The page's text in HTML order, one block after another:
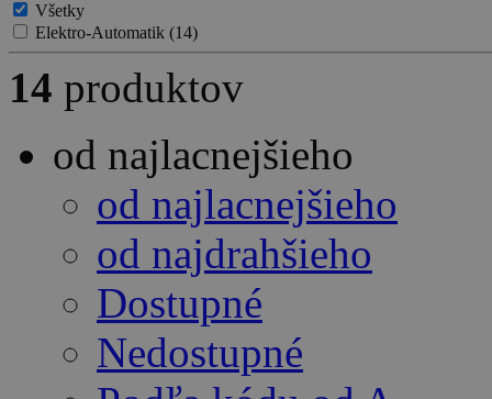
Všetky
Elektro-Automatik (14)
14 produktov
od najlacnejšieho
od najlacnejšieho
od najdrahšieho
Dostupné
Nedostupné